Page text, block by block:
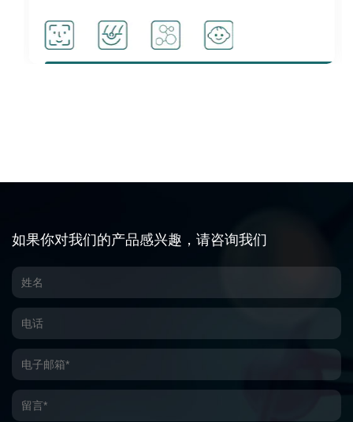
Activate cell activity
如果你对我们的产品感兴趣，请咨询我们